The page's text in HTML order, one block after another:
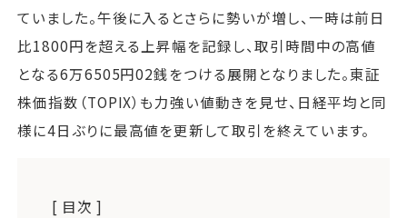
ていました。午後に入るとさらに勢いが増し、一時は前日
比1800円を超える上昇幅を記録し、取引時間中の高値
となる6万6505円02銭をつける展開となりました。東証
株価指数（TOPIX）も力強い値動きを見せ、日経平均と同
様に4日ぶりに最高値を更新して取引を終えています。
[ 目次 ]